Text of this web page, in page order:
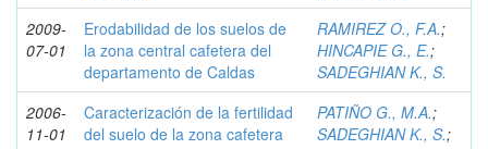
2009-
07-01
Erodabilidad de los suelos de
la zona central cafetera del
departamento de Caldas
RAMIREZ O., F.A.;
HINCAPIE G., E.;
SADEGHIAN K., S.
2006-
11-01
Caracterización de la fertilidad
del suelo de la zona cafetera
PATIÑO G., M.A.;
SADEGHIAN K., S.;